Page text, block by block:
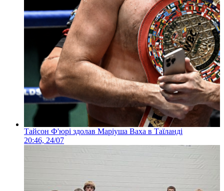
Тайсон Ф'юрі здолав Маріуша Ваха в Таїланді
20:46, 24/07